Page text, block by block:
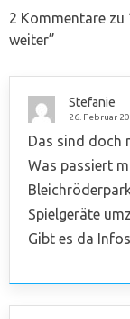
2 Kommentare zu
weiter”
Stefanie
26. Februar
Das sind doch
Was passiert
Spielgeräte
Gibt es da